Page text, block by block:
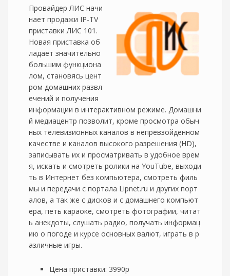
Провайдер ЛИС начи
нает продажи IP-TV
приставки ЛИС 101.
Новая приставка об
ладает значительно
большим функциона
лом, становясь цент
ром домашних развл
ечений и получения
информации в интерактивном режиме. Домашни
й медиацентр позволит, кроме просмотра обыч
ных телевизионных каналов в непревзойденном
качестве и каналов высокого разрешения (HD),
записывать их и просматривать в удобное врем
я, искать и смотреть ролики на YouTube, выходи
ть в Интернет без компьютера, смотреть филь
мы и передачи с портала Lipnet.ru и других порт
алов, а так же с дисков и с домашнего компьют
ера, петь караоке, смотреть фотографии, читат
ь анекдоты, слушать радио, получать информац
ию о погоде и курсе основных валют, играть в р
азличные игры.
Цена приставки: 3990р